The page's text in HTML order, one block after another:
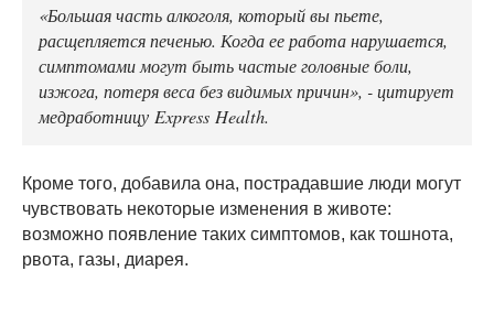
«Большая часть алкоголя, который вы пьете,
расщепляется печенью. Когда ее работа нарушается,
симптомами могут быть частые головные боли,
изжога, потеря веса без видимых причин», - цитирует
медработницу Express Health.
Кроме того, добавила она, пострадавшие люди могут
чувствовать некоторые изменения в животе:
возможно появление таких симптомов, как тошнота,
рвота, газы, диарея.